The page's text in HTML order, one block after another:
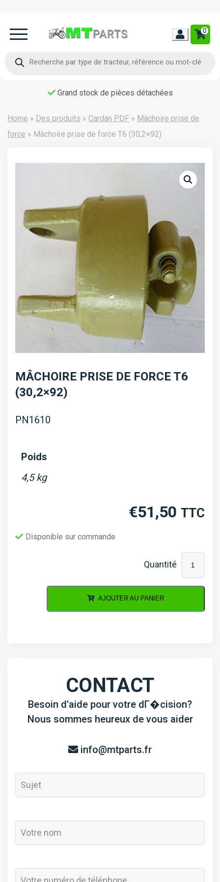
0
produits
Grand stock de pièces détachées
Home » Des produits » Cardan PDF » Mâchoire prise de
force » Mâchoire prise de force T6 (30,2×92)
MÂCHOIRE PRISE DE FORCE T6
(30,2×92)
PN1610
Poids
4,5 kg
€51,50 TTC
Disponible sur commande
de
Mâchoire
AJOUTER AU PANIER
CONTACT
Besoin d'aide pour votre dГ�cision?
Nous sommes heureux de vous aider
info@mtparts.fr